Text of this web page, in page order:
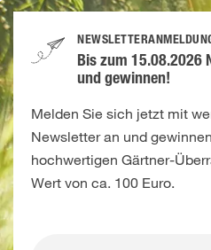
Bis zum 15.08.2026
und gewinnen!
Melden Sie sich jetzt mit
Newsletter an und
hochwertigen Gärtner-
Wert von ca. 100 Euro.